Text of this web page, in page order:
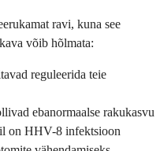
ravi, kuna see
võib hõlmata:
reguleerida teie
ebanormaalse rakukasvu
on HHV-8 infektsioon